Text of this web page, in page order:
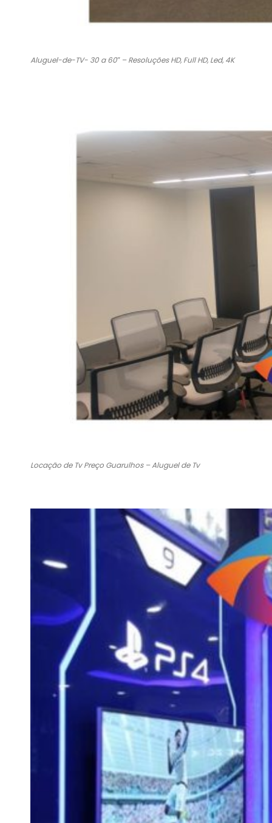
Aluguel-de-TV- 30 a 60″ – Resoluções HD, Full HD, Led, 4K
Locação de Tv Preço Guarulhos – Aluguel de Tv